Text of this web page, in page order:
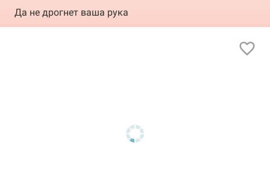
Да не дрогнет ваша рука